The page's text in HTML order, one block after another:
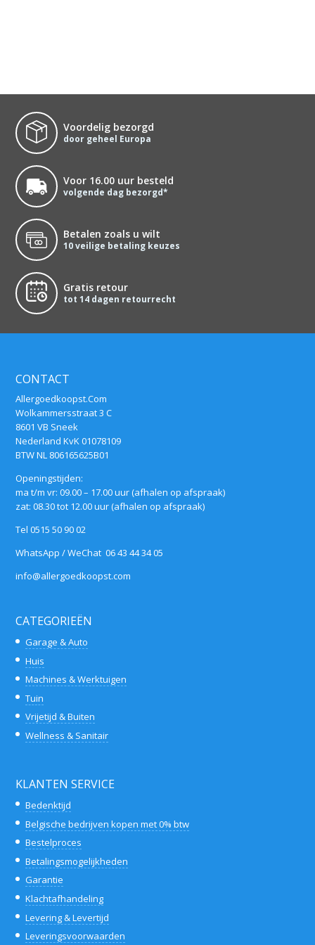
Voordelig bezorgd
door geheel Europa
Voor 16.00 uur besteld
volgende dag bezorgd*
Betalen zoals u wilt
10 veilige betaling keuzes
Gratis retour
tot 14 dagen retourrecht
CONTACT
Allergoedkoopst.Com
Wolkammersstraat 3 C
8601 VB Sneek
Nederland KvK 01078109
BTW NL 806165625B01
Openingstijden:
ma t/m vr: 09.00 – 17.00 uur (afhalen op afspraak)
zat: 08.30 tot 12.00 uur (afhalen op afspraak)
Tel 0515 50 90 02
WhatsApp / WeChat 06 43 44 34 05
info@allergoedkoopst.com
CATEGORIEËN
Garage & Auto
Huis
Machines & Werktuigen
Tuin
Vrijetijd & Buiten
Wellness & Sanitair
KLANTEN SERVICE
Bedenktijd
Belgische bedrijven kopen met 0% btw
Bestelproces
Betalingsmogelijkheden
Garantie
Klachtafhandeling
Levering & Levertijd
Leveringsvoorwaarden